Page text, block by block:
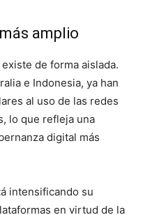
amplio
de forma aislada.
e Indonesia, ya han
al uso de las redes
lo que refleja una
digital más
intensificando su
en virtud de la